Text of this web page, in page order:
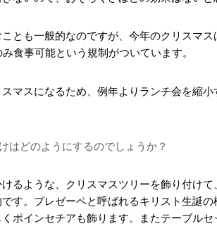
とも一般的なのですが、今年のクリスマ
食事可能という規制がついています。
マスになるため、例年よりランチ会を縮小
はどのようにするのでしょうか？
るような、クリスマスツリーを飾り付け
す。プレゼーペと呼ばれるキリスト生誕
ポインセチアも飾ります。またテーブルセ